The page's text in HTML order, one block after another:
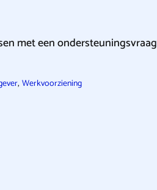
met een ondersteuningsvraag
, Werkvoorziening